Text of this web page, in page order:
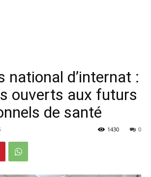
national d’internat :
ouverts aux futurs
de santé
0
1430